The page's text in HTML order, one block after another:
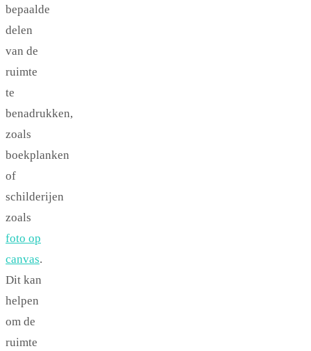
bepaalde
delen
van de
ruimte
te
benadrukken,
zoals
boekplanken
of
schilderijen
zoals
foto op
canvas.
Dit kan
helpen
om de
ruimte